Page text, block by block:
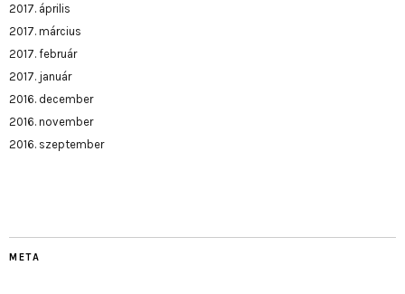
2017. április
2017. március
2017. február
2017. január
2016. december
2016. november
2016. szeptember
META